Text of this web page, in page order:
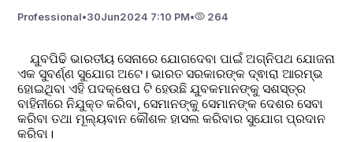
Professional•30Jun2024 7:10 PM• 264
ଯୁବପିଢି ଭାରତୀୟ ସେନାରେ ଯୋଗଦେବା ପାଇଁ ଅଗ୍ନିପଥ ଯୋଜନା
ଏକ ସୁବର୍ଣ୍ଣ ସୁଯୋଗ ଅଟେ। ଭାରତ ସରକାରଙ୍କ ଦ୍ଵାରା ଆରମ୍ଭ
ହୋଇଥିବା ଏହି ପଦକ୍ଷେପ ଟି ହେଉଛି ଯୁବକମାନଙ୍କୁ ସଶସ୍ତ୍ର
ବାହିନୀରେ ନିଯୁକ୍ତ କରିବା, ସେମାନଙ୍କୁ ସେମାନଙ୍କ ଦେଶର ସେବା
କରିବା ତଥା ମୂଲ୍ୟବାନ କୌଶଳ ହାସଲ କରିବାର ସୁଯୋଗ ପ୍ରଦାନ
କରିବା।